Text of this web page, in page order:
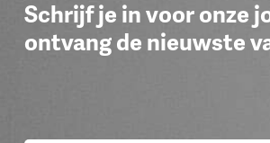
Schrijf je in voor onze
ontvang de nieuwste